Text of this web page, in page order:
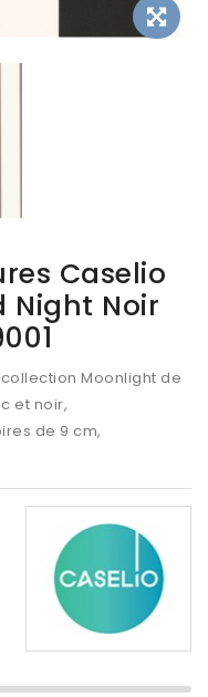
Caselio
Night Noir
Moonlight de
et noir,
de 9 cm,